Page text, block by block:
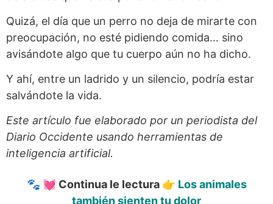
Quizá, el día que un perro no deja de mirarte con
preocupación, no esté pidiendo comida… sino
avisándote algo que tu cuerpo aún no ha dicho.
Y ahí, entre un ladrido y un silencio, podría estar
salvándote la vida.
Este artículo fue elaborado por un periodista del
Diario Occidente usando herramientas de
inteligencia artificial.
🐾 💓 Continua le lectura 👉 Los animales
también sienten tu dolor